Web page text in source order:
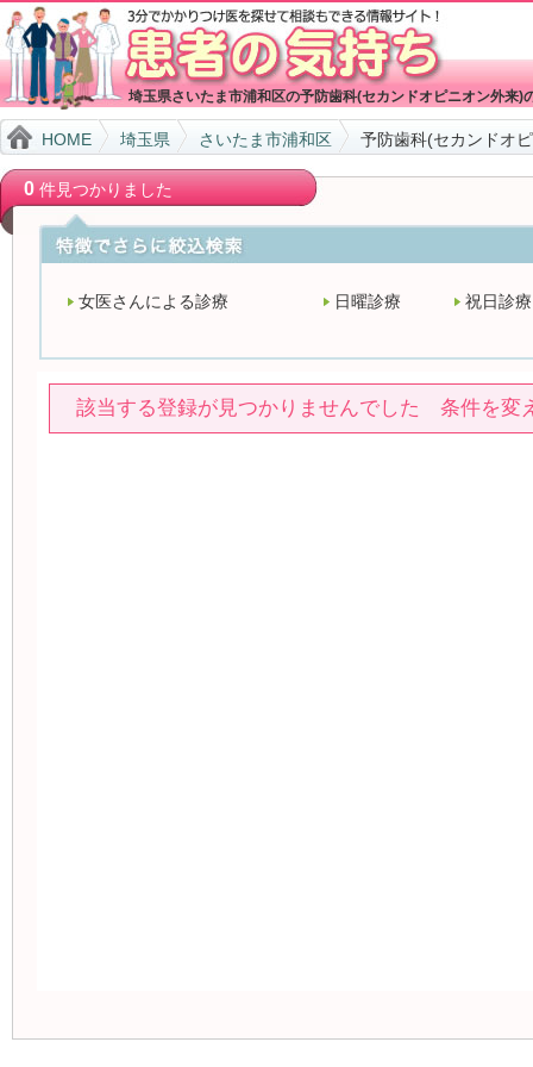
埼玉県さいたま市浦和区の予防歯科(セカンドオピニオン外来)
HOME 埼玉県 さいたま市浦和区 予防歯科(セカンドオ
0件見つかりました
女医さんによる診療 日曜診療 祝日診療
該当する登録が見つかりませんでした 条件を